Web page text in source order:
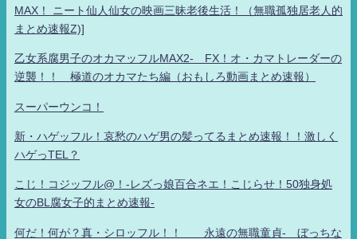
MAX！ ニート仙人仙女の映画三昧老後生活！（無職孤独居老人的
まとめ速報Z)]
乙女系腐男子のオカマッフルMAX2- FX！オ・カマトレーダーの
逆襲！！ 極道のオカマたち編（おもしろ動画まとめ速報）
スーパーウンコ！
新・ハゲッフル！哀愁のハゲ男の髪ってるまとめ速報！！激しく
ハゲっTEL？
こじ！コジッフル@！-レズっ娘百合ネエ！こじらせ！50独身処
女のBL腐女子的まとめ速報-
何だ！何が？真・シロッフル！！ 永遠の無職童貞- ぼっちな